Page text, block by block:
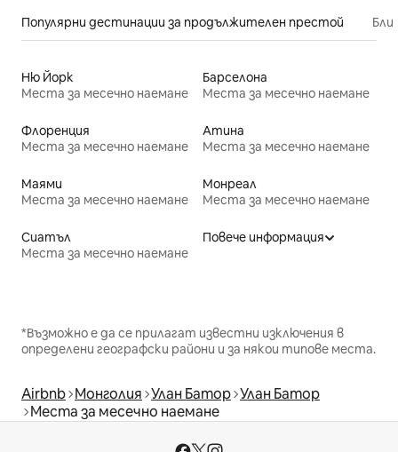
Популярни дестинации за продължителен престой
Ню Йорк
Места за месечно наемане
Барселона
Места за месечно наемане
Флоренция
Места за месечно наемане
Атина
Места за месечно наемане
Маями
Места за месечно наемане
Монреал
Места за месечно наемане
Сиатъл
Места за месечно наемане
Повече информация
*Възможно е да се прилагат известни изключения в
определени географски райони и за някои типове места.
Airbnb Монголия Улан Батор Улан Батор
Места за месечно наемане